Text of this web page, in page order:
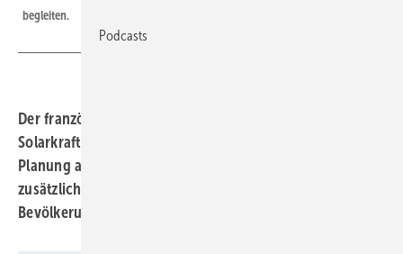
begleiten.
Der französische Energiekonzern baut in Spanien 48
Solarkraftwerke. Die Umweltbehörden haben die
Planung aus ihrer Sicht freigegeben. Total wird
zusätzliche Naturschutzmaßnahmen umsetzen und die
Bevölkerung beteiligen.
Podcasts